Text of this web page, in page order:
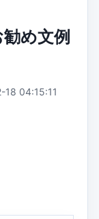
め文例
18 04:15:11